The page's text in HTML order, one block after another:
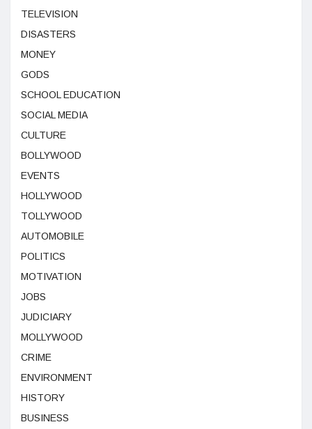
TELEVISION
DISASTERS
MONEY
GODS
SCHOOL EDUCATION
SOCIAL MEDIA
CULTURE
BOLLYWOOD
EVENTS
HOLLYWOOD
TOLLYWOOD
AUTOMOBILE
POLITICS
MOTIVATION
JOBS
JUDICIARY
MOLLYWOOD
CRIME
ENVIRONMENT
HISTORY
BUSINESS